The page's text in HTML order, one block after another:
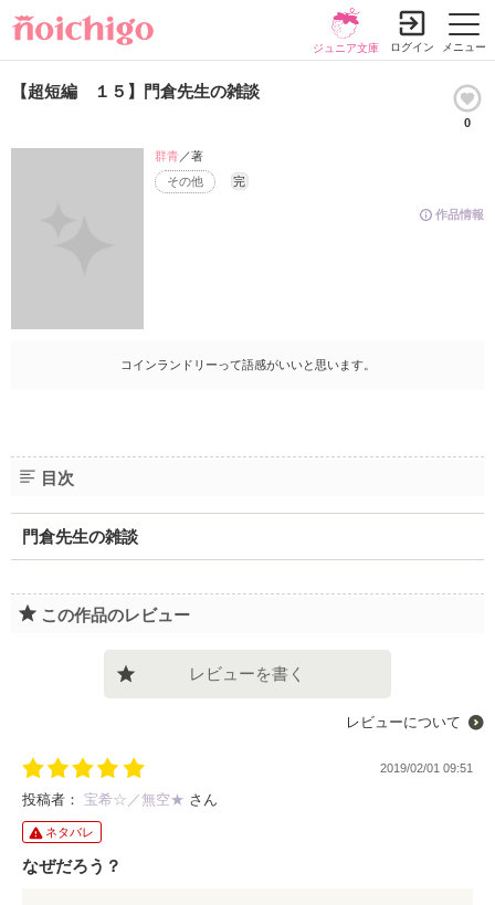
メニュー
ジュニア文庫 ログイン
【超短編 １５】門倉先生の雑談
0
作品情報
その他 完
群青 ／著
コインランドリーって語感がいいと思います。
目次
門倉先生の雑談
この作品のレビュー
レビューを書く
レビューについて
2019/02/01 09:51
投稿者： 宝希☆／無空★ さん
ネタバレ
なぜだろう？